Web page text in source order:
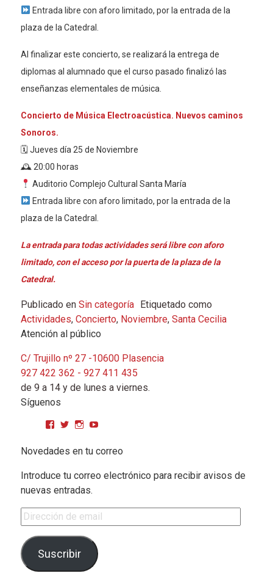
Entrada libre con aforo limitado, por la entrada de la
plaza de la Catedral.
Al finalizar este concierto, se realizará la entrega de
diplomas al alumnado que el curso pasado finalizó las
enseñanzas elementales de música.
Concierto de Música Electroacústica. Nuevos caminos
Sonoros.
🗓 Jueves día 25 de Noviembre
🕰 20:00 horas
Auditorio Complejo Cultural Santa María
Entrada libre con aforo limitado, por la entrada de la
plaza de la Catedral.
La entrada para todas actividades será libre con aforo
limitado, con el acceso por la puerta de la plaza de la
Catedral.
Publicado en Sin categoría
Etiquetado como
Actividades, Concierto, Noviembre, Santa Cecilia
Atención al público
C/ Trujillo nº 27 -10600 Plasencia
927 422 362 - 927 411 435
de 9 a 14 y de lunes a viernes.
Síguenos
Ver perfil de CPMGarciaMatos en Facebook
Ver perfil de cpmgarciamatos en Twitter
Ver perfil de cpmgarciamatos en Instagram
YouTube
Novedades en tu correo
Introduce tu correo electrónico para recibir avisos de
nuevas entradas.
Dirección de email
Suscribir